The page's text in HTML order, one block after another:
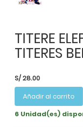
TITERE
TITERES
S/28.00
Añadir al carrito
6 Unidad(es)